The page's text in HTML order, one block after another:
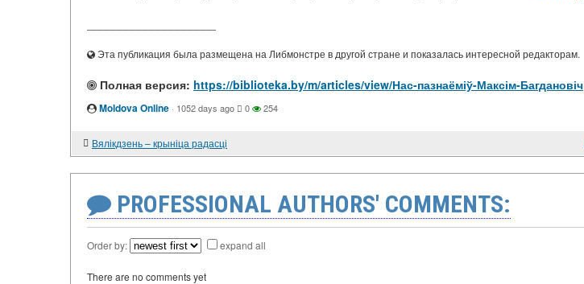
Эта публикация была размещена на Либмонстре в другой стране и показалась интересной редакторам.
Полная версия: https://biblioteka.by/m/articles/view/Нас-пазнаёміў-Максім-Багдановіч
Moldova Online · 1052 days ago 0 254
Вялікдзень – крыніца радасці
PROFESSIONAL AUTHORS' COMMENTS:
Order by: expand all
There are no comments yet